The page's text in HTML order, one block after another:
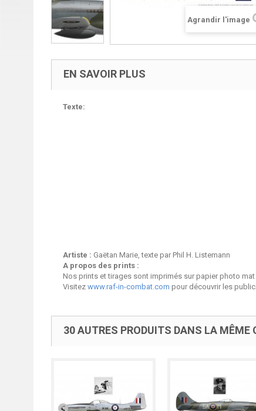
Agrandir l'image
EN SAVOIR PLUS
Texte:
Artiste : Gaëtan Marie, texte par Phil H. Listemann
A propos des prints :
Nos prints et tirages sont imprimés sur papier photo
Visitez www.raf-in-combat.com pour découvrir les
30 AUTRES PRODUITS DANS LA MÊME